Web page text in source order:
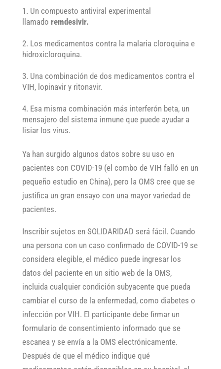
Un compuesto antiviral experimental
llamado remdesivir.
Los medicamentos contra la malaria cloroquina e
hidroxicloroquina.
Una combinación de dos medicamentos contra el
VIH, lopinavir y ritonavir.
Esa misma combinación más interferón beta, un
mensajero del sistema inmune que puede ayudar a
lisiar los virus.
Ya han surgido algunos datos sobre su uso en
pacientes con COVID-19 (el combo de VIH falló en un
pequeño estudio en China), pero la OMS cree que se
justifica un gran ensayo con una mayor variedad de
pacientes.
Inscribir sujetos en SOLIDARIDAD será fácil. Cuando
una persona con un caso confirmado de COVID-19 se
considera elegible, el médico puede ingresar los
datos del paciente en un sitio web de la OMS,
incluida cualquier condición subyacente que pueda
cambiar el curso de la enfermedad, como diabetes o
infección por VIH. El participante debe firmar un
formulario de consentimiento informado que se
escanea y se envía a la OMS electrónicamente.
Después de que el médico indique qué